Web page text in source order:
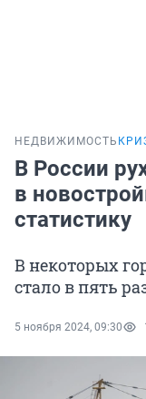
НЕДВИЖИМОСТЬ
В России
в
статистику
В некоторых
стало в пять
5 ноября 2024, 09:30